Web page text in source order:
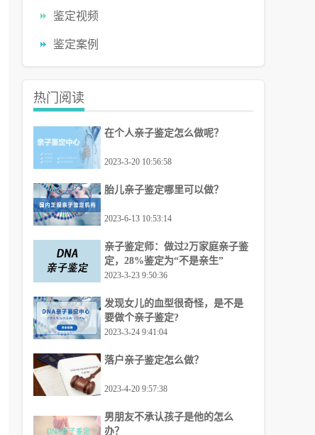
鉴定视频
鉴定案例
热门阅读
在个人亲子鉴定怎么做呢？
2023-3-20 10:56:58
胎儿亲子鉴定哪里可以做？
2023-6-13 10:53:14
亲子鉴定师：做过2万家庭亲子鉴
定，28%鉴定为“不是亲生”
2023-3-23 9:50:36
发现女儿的血型很奇怪，是不是
要做个亲子鉴定?
2023-3-24 9:41:04
落户亲子鉴定怎么做？
2023-4-20 9:57:38
男朋友不承认孩子是他的怎么
办？